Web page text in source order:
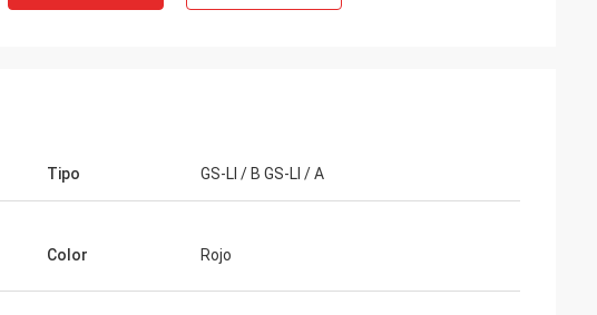
Tipo GS-LI / B GS-LI / A
Color Rojo